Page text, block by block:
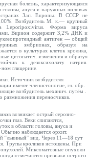
болезнь, характеризующаяся
головы, ануса и наружных половых
странах Зап. Епропы. В СССР не
100%. Возбудитель М. к.— крупный
Leporipoxivirus. Форма вируса
Вирион содержит 3,2% ДНК и
антиген — общий
эмбрионах, образуя на
в культурах клеток кролика,
цитопатич. изменения и образуя
к дезоксихолату натрия.
глицерине.
Источник возбудителя
имеют членистоногие, гл. обр.
возбудитель механич. путём
размножения переносчиков.
возникает острый серозно-
глаз. Веки слипаются,
в области головы, ануса и
наблюдается орхит.
“львиный” вид. Через 11—18 сут
Трупы кроликов истощены. При
опухолей. Миксоматозные опухоли
отмечаются признаки острого